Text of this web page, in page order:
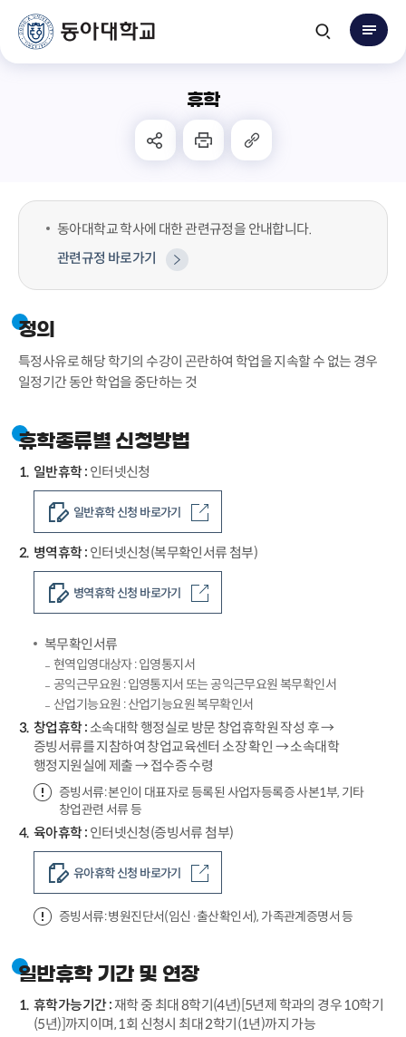
휴학
동아대학교 학사에 대한 관련규정을 안내합니다.
관련규정 바로가기
정의
특정사유로 해당 학기의 수강이 곤란하여 학업을 지속할 수 없는 경우
일정기간 동안 학업을 중단하는 것
휴학종류별 신청방법
일반휴학 : 인터넷신청
일반휴학 신청 바로가기
병역휴학 : 인터넷신청(복무확인서류 첨부)
병역휴학 신청 바로가기
복무확인서류
현역입영대상자 : 입영통지서
공익근무요원 : 입영통지서 또는 공익근무요원 복무확인서
산업기능요원 : 산업기능요원 복무확인서
창업휴학 :소속대학 행정실로 방문 창업휴학원 작성 후 →
증빙서류를 지참하여 창업교육센터 소장 확인 → 소속대학
행정지원실에 제출 → 접수증 수령
증빙서류: 본인이 대표자로 등록된 사업자등록증 사본1부, 기타
창업관련 서류 등
육아휴학 : 인터넷신청(증빙서류 첨부)
유아휴학 신청 바로가기
증빙서류: 병원진단서(임신·출산확인서), 가족관계증명서 등
일반휴학 기간 및 연장
휴학가능기간 : 재학 중 최대 8학기(4년)[5년제 학과의 경우 10학기
(5년)]까지이며, 1회 신청시 최대 2학기(1년)까지 가능